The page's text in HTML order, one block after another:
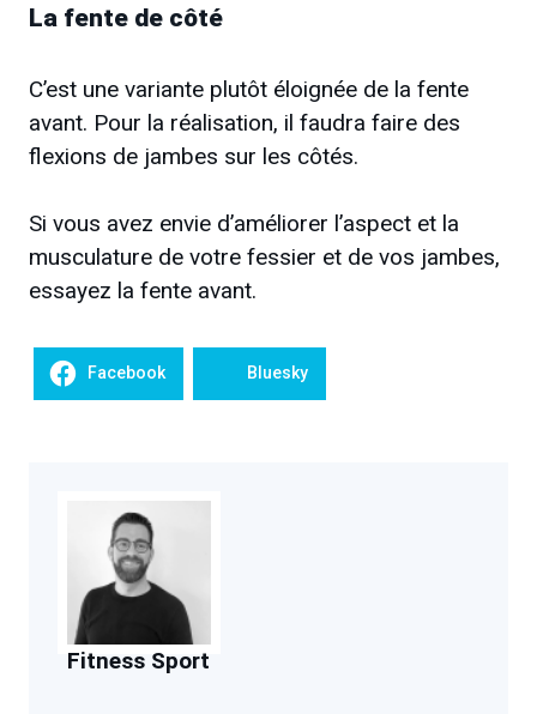
La fente de côté
C’est une variante plutôt éloignée de la fente
avant. Pour la réalisation, il faudra faire des
flexions de jambes sur les côtés.
Si vous avez envie d’améliorer l’aspect et la
musculature de votre fessier et de vos jambes,
essayez la fente avant.
Facebook Bluesky
Fitness Sport